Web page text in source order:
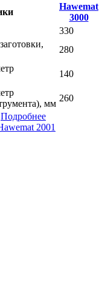
Hawemat
3000
330
280
140
мм
260
Подробнее
2001